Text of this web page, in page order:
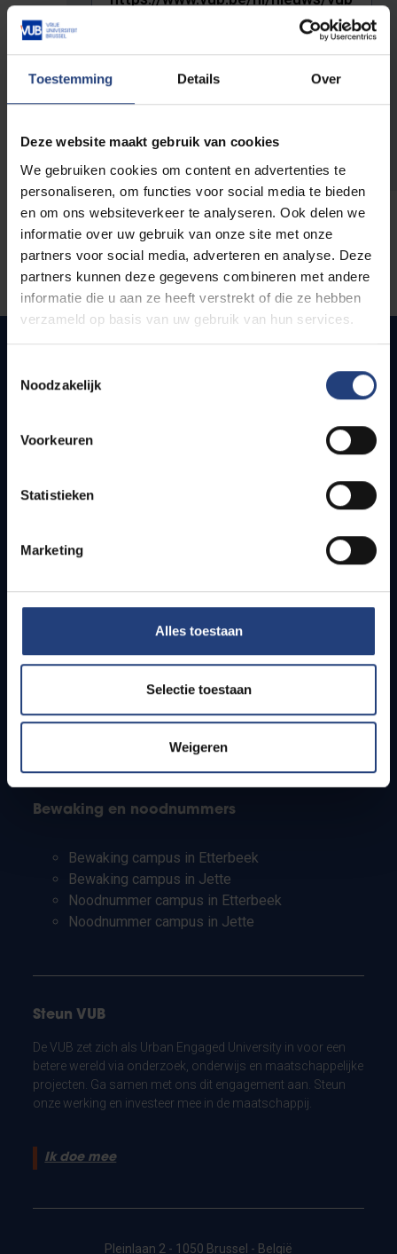
Toestemming Details Over
Deze website maakt gebruik van cookies
We gebruiken cookies om content en advertenties te
personaliseren, om functies voor social media te bieden
en om ons websiteverkeer te analyseren. Ook delen we
informatie over uw gebruik van onze site met onze
partners voor social media, adverteren en analyse. Deze
partners kunnen deze gegevens combineren met andere
informatie die u aan ze heeft verstrekt of die ze hebben
verzameld op basis van uw gebruik van hun services.
Noodzakelijk
Voorkeuren
Statistieken
Marketing
Alles toestaan
Selectie toestaan
Weigeren
De volledige URL van de pagina waar je de fout zag.
Snel naar
Bereikbaarheid
Studenten
PhD-studenten
Leerkrachten en secundaire scholen
Bewaking en noodnummers
Bewaking campus in Etterbeek
Bewaking campus in Jette
Noodnummer campus in Etterbeek
Noodnummer campus in Jette
Steun VUB
De VUB zet zich als Urban Engaged University in voor een
betere wereld via onderzoek, onderwijs en maatschappelijke
projecten. Ga samen met ons dit engagement aan. Steun
onze werking en investeer mee in de maatschappij.
Ik doe mee
Pleinlaan 2 - 1050 Brussel - België